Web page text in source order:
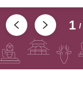
1